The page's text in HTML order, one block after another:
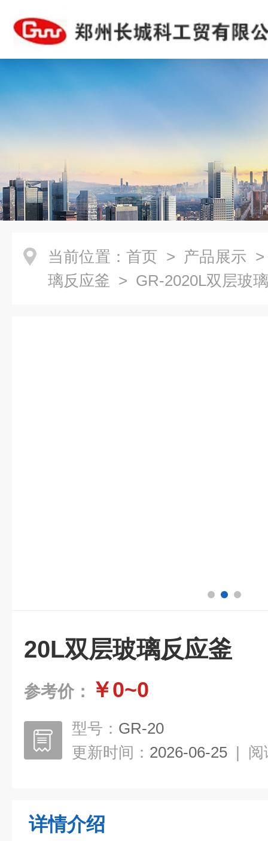
当前位置： 首页 > 产品展示
璃反应釜 > GR-2020L双层玻
20L双层玻璃反应釜
参考价： ￥0~0
型号： GR-20
更新时间： 2026-06-25 | 阅
详情介绍